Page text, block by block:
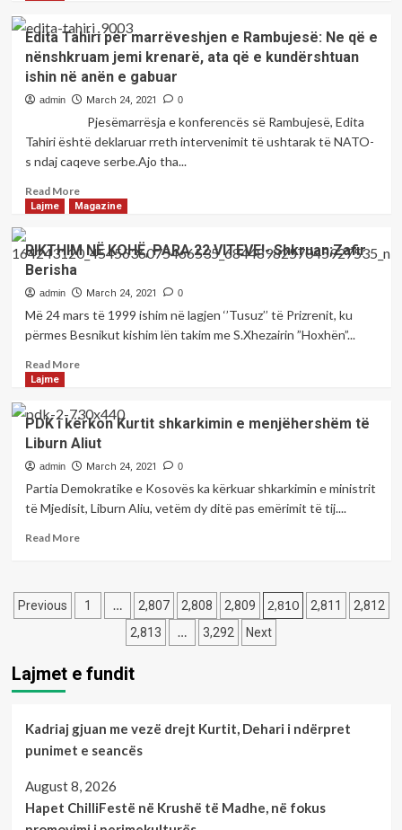
të
reja
Rritja
e
vdekjeve
dhe
infektimeve
COVID,
MSH-
ja
se
po
monitorojnë
gjendjen
opozita:
Jemi
në
dramatike,
bërë
Edita Tahiri për marrëveshjen e Rambujesë: Ne që e
nënshkruam jemi krenarë, ata që e kundërshtuan
ishin në anën e gabuar
admin March 24, 2021 0
Pjesëmarrësja e konferencës së Rambujesë, Edita
Tahiri është deklaruar rreth intervenimit të ushtarak të NATO-
s ndaj caqeve serbe.Ajo tha...
Read MoreRead
more
Edita
Tahiri
marrëveshjen
Ne
jemi
krenarë,
ata
që
kundërshtuan
ishin
Lajme Magazine
RIKTHIM NË KOHË, PARA 22 VITEVE!- Shkruan;Zafir
Berisha
admin March 24, 2021 0
Më 24 mars të 1999 ishim në lagjen ‘’Tusuz’’ të Prizrenit, ku
përmes Besnikut kishim lën takim me S.Xhezairin ”Hoxhën”...
Read MoreRead
RIKTHIM
NË
KOHË,
PARA
Shkruan;Zafir
Lajme
PDK i kërkon Kurtit shkarkimin e menjëhershëm të
Liburn Aliut
admin March 24, 2021 0
Partia Demokratike e Kosovës ka kërkuar shkarkimin e ministrit
të Mjedisit, Liburn Aliu, vetëm dy ditë pas emërimit të tij....
Read MoreRead
kërkon
e
Liburn
Aliut
Posts
pagination
Previous 1 … 2,807 2,808 2,809 2,810 2,811
2,812
2,813
… 3,292 Next
Lajmet e fundit
Kadriaj gjuan me vezë drejt Kurtit, Dehari i ndërpret
punimet e seancës
August 8, 2026
Hapet ChilliFestë në Krushë të Madhe, në fokus